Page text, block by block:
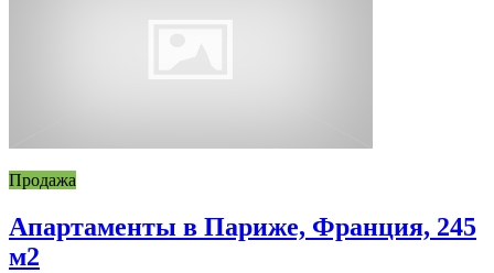
Продажа
Апартаменты в Париже, Франция, 245
м2